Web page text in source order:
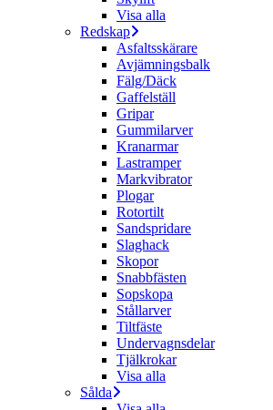
Visa alla
Redskap
Asfaltsskärare
Avjämningsbalk
Fälg/Däck
Gaffelställ
Gripar
Gummilarver
Kranarmar
Lastramper
Markvibrator
Plogar
Rotortilt
Sandspridare
Slaghack
Skopor
Snabbfästen
Sopskopa
Stållarver
Tiltfäste
Undervagnsdelar
Tjälkrokar
Visa alla
Sålda